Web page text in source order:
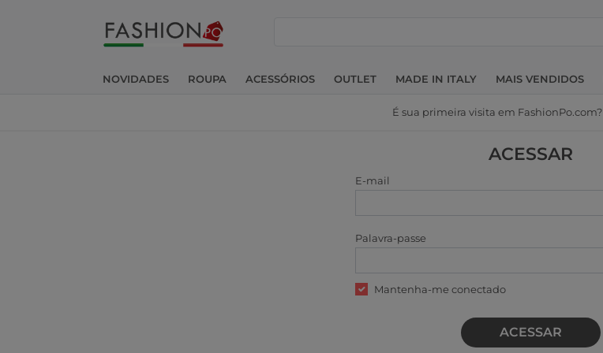
NOVIDADES ROUPA ACESSÓRIOS OUTLET MADE IN ITALY MAIS VENDIDOS
É sua primeira visita em FashionPo.com?
ACESSAR
E-mail
Palavra-passe
Mantenha-me conectado
ACESSAR